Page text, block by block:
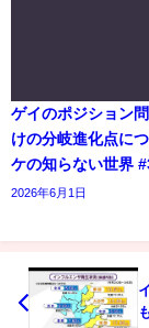
ゲイのポジション
けの分岐進化点に
ケの知らない世界
2026年6月1日